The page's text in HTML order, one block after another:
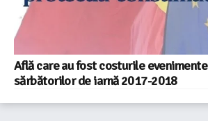
Află care au fost costurile
sărbătorilor de iarnă 2017-2018